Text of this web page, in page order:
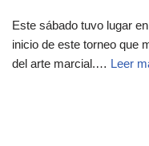
Este sábado tuvo lugar
inicio de este torneo que
del arte marcial.… Leer